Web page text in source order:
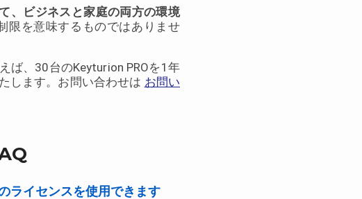
、ビジネスと家庭の両方の環境
限を意味するものではありませ
ば、30台のKeyturion PROを1年
します。お問い合わせは お問い
ライセンスを使用できます